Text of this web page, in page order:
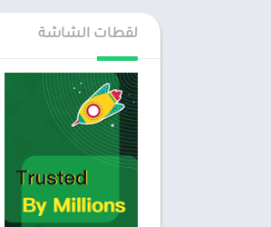
لقطات الشاشة